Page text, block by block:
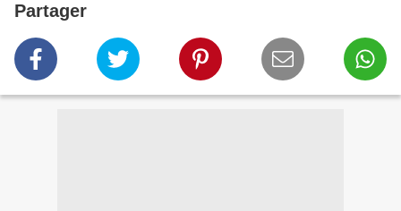
Partager